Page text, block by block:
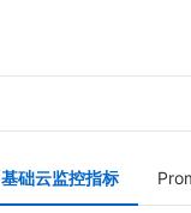
基础云监控指标